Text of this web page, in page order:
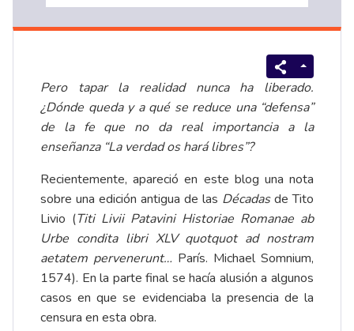
Pero tapar la realidad nunca ha liberado.
¿Dónde queda y a qué se reduce una “defensa”
de la fe que no da real importancia a la
enseñanza “La verdad os hará libres”?
Recientemente, apareció en este blog una nota
sobre una edición antigua de las Décadasde Tito
Livio (Titi Livii Patavini Historiae Romanae ab
Urbe condita libri XLV quotquot ad nostram
aetatem pervenerunt… París. Michael Somnium,
1574). En la parte final se hacía alusión a algunos
casos en que se evidenciaba la presencia de la
censura en esta obra.